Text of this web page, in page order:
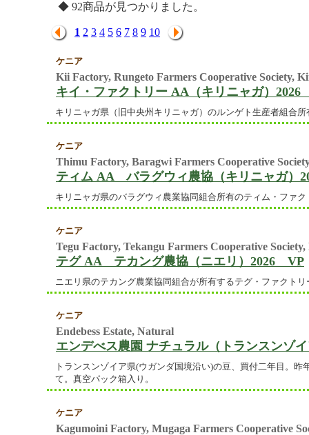
◆ 92商品が見つかりました。
1 2 3 4 5 6 7 8 9 10
ケニア
Kii Factory, Rungeto Farmers Cooperative Society,
キイ・ファクトリー AA（キリニャガ）
キリニャガ県（旧中央州キリニャガ）のルンゲト生産者組合
ケニア
Thimu Factory, Baragwi Farmers Cooperative
ティム AA バラグウィ農協（キリニャガ）
キリニャガ県のバラグウィ農業協同組合所有のティム・ファ
ケニア
Tegu Factory, Tekangu Farmers Cooperative
テグ AA テカング農協（ニエリ）2026 VP
ニエリ県のテカング農業協同組合が所有するテグ・ファクト
ケニア
Endebess Estate, Natural
エンデべス農園 ナチュラル（トランスンゾ
トランスンゾイア県(ウガンダ国境沿い)の豆、買付二年目。
て。真空パック箱入り。
ケニア
Kagumoini Factory, Mugaga Farmers Cooperative